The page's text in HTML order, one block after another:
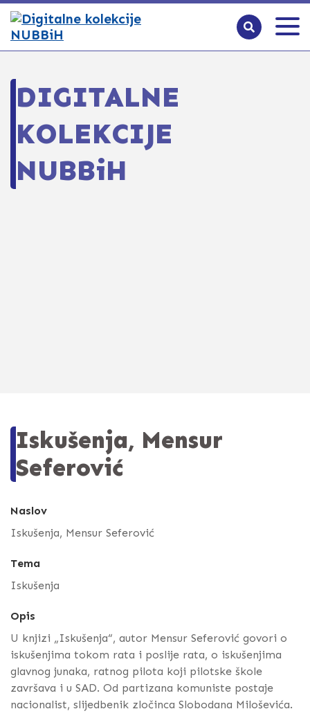
DIGITALNE
KOLEKCIJE
NUBBiH
Iskušenja, Mensur
Seferović
Naslov
Iskušenja, Mensur Seferović
Tema
Iskušenja
Opis
U knjizi „Iskušenja“, autor Mensur Seferović govori o
iskušenjima tokom rata i poslije rata, o iskušenjima
glavnog junaka, ratnog pilota koji pilotske škole
završava i u SAD. Od partizana komuniste postaje
nacionalist, slijedbenik zločinca Slobodana Miloševića.